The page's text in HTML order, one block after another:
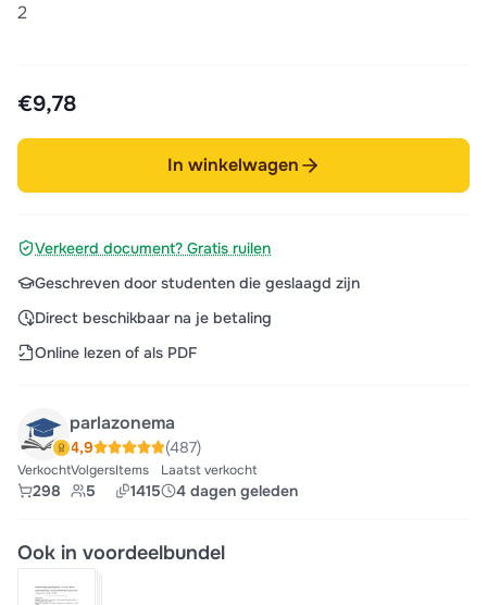
2
€9,78
In winkelwagen
Verkeerd document? Gratis ruilen
Geschreven door studenten die geslaagd zijn
Direct beschikbaar na je betaling
Online lezen of als PDF
parlazonema
4,9 (487)
Verkocht
298
Volgers
5
Items
1415
Laatst verkocht
4 dagen geleden
Ook in voordeelbundel